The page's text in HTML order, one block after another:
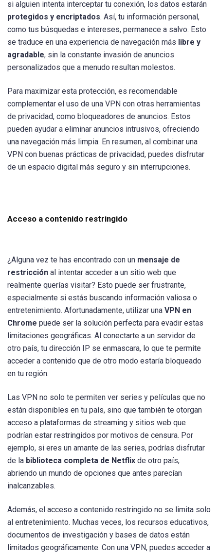
si alguien intenta interceptar tu conexión, los datos estarán
protegidos y encriptados. Así, tu información personal,
como tus búsquedas e intereses, permanece a salvo. Esto
se traduce en una experiencia de navegación más libre y
agradable, sin la constante invasión de anuncios
personalizados que a menudo resultan molestos.
Para maximizar esta protección, es recomendable
complementar el uso de una VPN con otras herramientas
de privacidad, como bloqueadores de anuncios. Estos
pueden ayudar a eliminar anuncios intrusivos, ofreciendo
una navegación más limpia. En resumen, al combinar una
VPN con buenas prácticas de privacidad, puedes disfrutar
de un espacio digital más seguro y sin interrupciones.
Acceso a contenido restringido
¿Alguna vez te has encontrado con un mensaje de
restricción al intentar acceder a un sitio web que
realmente querías visitar? Esto puede ser frustrante,
especialmente si estás buscando información valiosa o
entretenimiento. Afortunadamente, utilizar una VPN en
Chrome puede ser la solución perfecta para evadir estas
limitaciones geográficas. Al conectarte a un servidor de
otro país, tu dirección IP se enmascara, lo que te permite
acceder a contenido que de otro modo estaría bloqueado
en tu región.
Las VPN no solo te permiten ver series y películas que no
están disponibles en tu país, sino que también te otorgan
acceso a plataformas de streaming y sitios web que
podrían estar restringidos por motivos de censura. Por
ejemplo, si eres un amante de las series, podrías disfrutar
de la biblioteca completa de Netflix de otro país,
abriendo un mundo de opciones que antes parecían
inalcanzables.
Además, el acceso a contenido restringido no se limita solo
al entretenimiento. Muchas veces, los recursos educativos,
documentos de investigación y bases de datos están
limitados geográficamente. Con una VPN, puedes acceder a